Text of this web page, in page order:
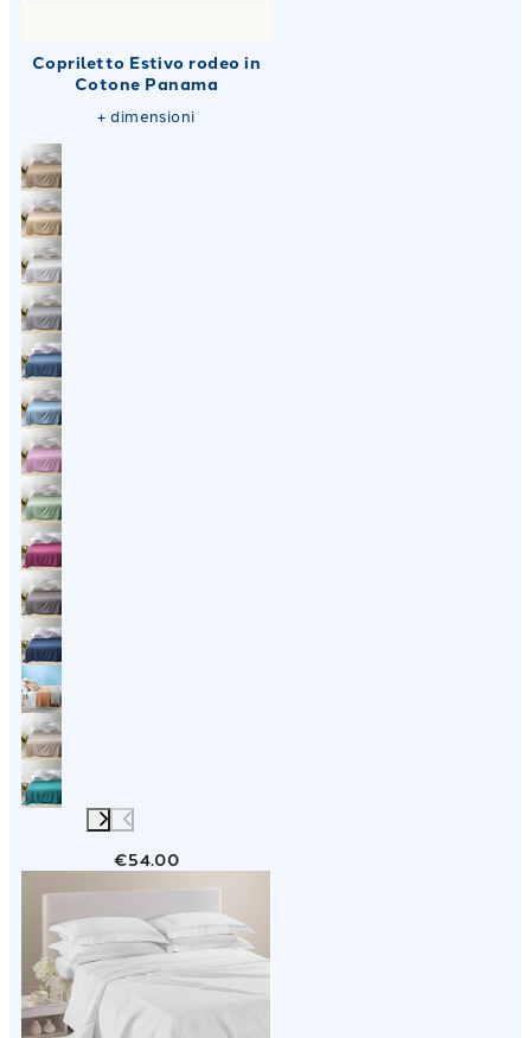
Copriletto Estivo rodeo in
Cotone Panama
€54.00
+dimensioni